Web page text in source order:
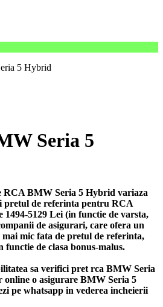
5 Hybrid
Seria 5
RCA BMW Seria 5 Hybrid variaza
pretul de referinta pentru RCA
5129 Lei (in functie de varsta,
de asigurari, care ofera un
mic fata de pretul de referinta,
functie de clasa bonus-malus.
sa verifici pret rca BMW Seria
online o asigurare BMW Seria 5
pe whatsapp in vederea incheierii